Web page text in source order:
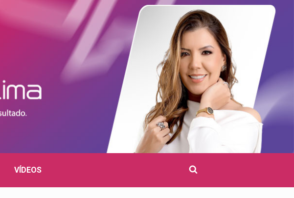
pesquisar
VÍDEOS